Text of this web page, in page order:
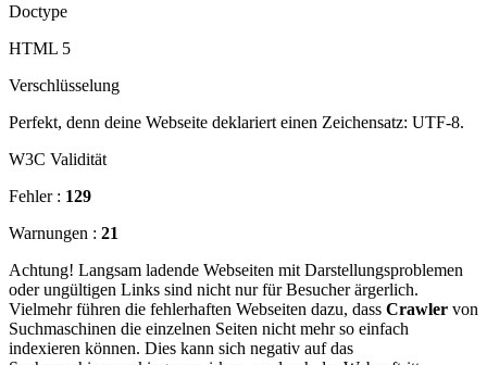
Doctype
HTML 5
Verschlüsselung
Perfekt, denn deine Webseite deklariert einen Zeichensatz: UTF-8.
W3C Validität
Fehler : 129
Warnungen : 21
Achtung! Langsam ladende Webseiten mit Darstellungsproblemen
oder ungültigen Links sind nicht nur für Besucher ärgerlich.
Vielmehr führen die fehlerhaften Webseiten dazu, dass Crawler von
Suchmaschinen die einzelnen Seiten nicht mehr so einfach
indexieren können. Dies kann sich negativ auf das